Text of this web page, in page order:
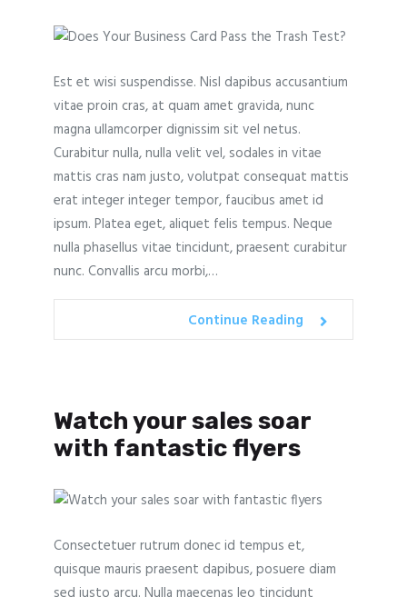
Est et wisi suspendisse. Nisl dapibus accusantium
vitae proin cras, at quam amet gravida, nunc
magna ullamcorper dignissim sit vel netus.
Curabitur nulla, nulla velit vel, sodales in vitae
mattis cras nam justo, volutpat consequat mattis
erat integer integer tempor, faucibus amet id
ipsum. Platea eget, aliquet felis tempus. Neque
nulla phasellus vitae tincidunt, praesent curabitur
nunc. Convallis arcu morbi,…
Continue Reading
Watch your sales soar
with fantastic flyers
Consectetuer rutrum donec id tempus et,
quisque mauris praesent dapibus, posuere diam